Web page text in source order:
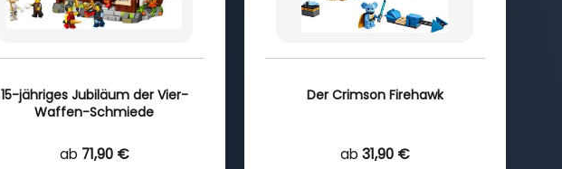
15-jähriges Jubiläum der Vier-
Waffen-Schmiede
ab 71,90 €
Der Crimson Firehawk
ab 31,90 €